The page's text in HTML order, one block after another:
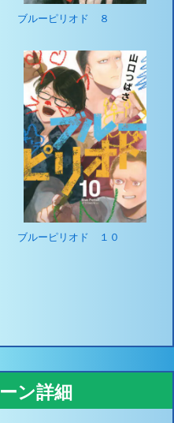
ブルーピリオド ８
ブルーピリオド １０
ン詳細